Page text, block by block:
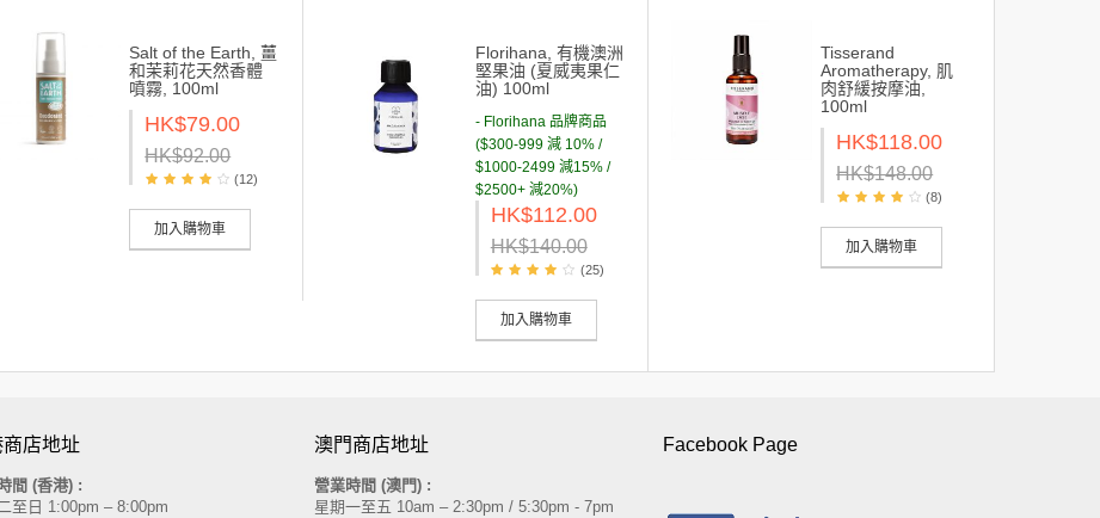
Salt of the Earth, 薑
和茉莉花天然香體
噴霧, 100ml
HK$79.00
HK$92.00
(12)
加入購物車
Florihana, 有機澳洲
堅果油 (夏威夷果仁
油) 100ml
- Florihana 品牌商品
($300-999 減 10% /
$1000-2499 減15% /
$2500+ 減20%)
HK$112.00
HK$140.00
(25)
加入購物車
Tisserand
Aromatherapy, 肌
肉舒緩按摩油,
100ml
HK$118.00
HK$148.00
(8)
加入購物車
店地址
間 (香港) :
至日 1:00pm – 8:00pm
澳門商店地址
營業時間 (澳門) :
星期一至五 10am – 2:30pm / 5:30pm - 7pm
Facebook Page